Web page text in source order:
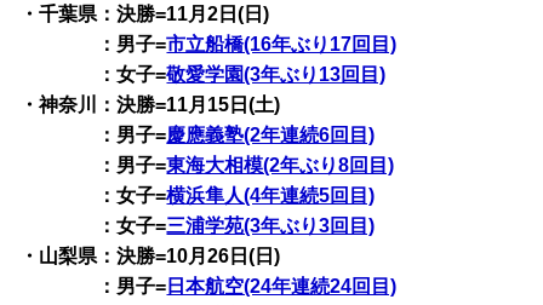
・千葉県：決勝=11月2日(日)
：男子=市立船橋(16年ぶり17回目)
：女子=敬愛学園(3年ぶり13回目)
・神奈川：決勝=11月15日(土)
：男子=慶應義塾(2年連続6回目)
：男子=東海大相模(2年ぶり8回目)
：女子=横浜隼人(4年連続5回目)
：女子=三浦学苑(3年ぶり3回目)
・山梨県：決勝=10月26日(日)
：男子= 日本航空(24年連続24回目)